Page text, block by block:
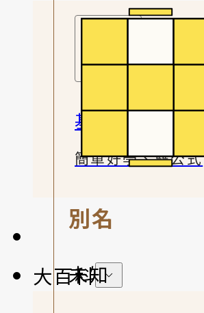
基礎解法
簡單好學、雙公式
大百科
別名
未知